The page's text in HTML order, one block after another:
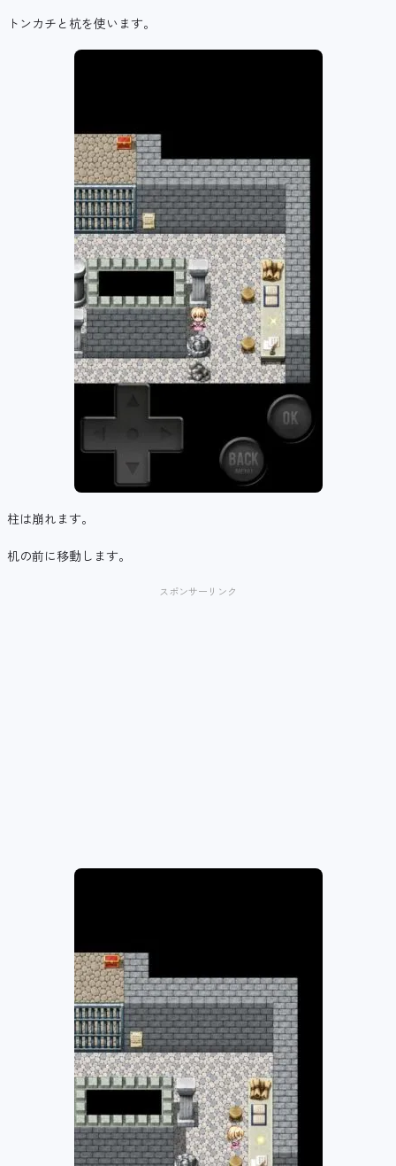
トンカチと杭を使います。
柱は崩れます。
机の前に移動します。
スポンサーリンク